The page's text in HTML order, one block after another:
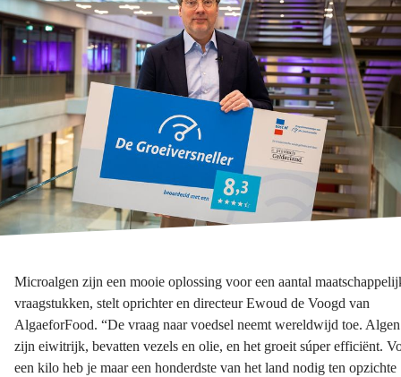
Microalgen zijn een mooie oplossing voor een aantal
vraagstukken, stelt oprichter en directeur Ewoud de Voogd van
AlgaeforFood. “De vraag naar voedsel neemt wereldwijd toe. Algen
zijn eiwitrijk, bevatten vezels en olie, en het groeit súper efficiënt.
een kilo heb je maar een honderdste van het land nodig ten opzichte